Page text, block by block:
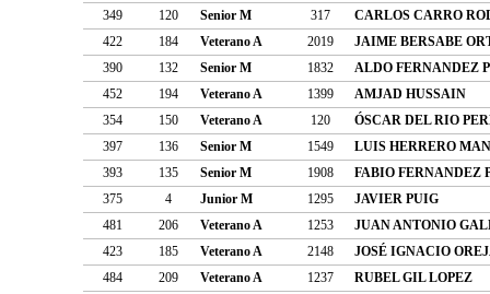
349
120 Senior M 317
CARLOS CARRO
422
184 Veterano A 2019
JAIME BERSABE
390
132 Senior M 1832
ALDO FERNANDEZ
452
194 Veterano A 1399
AMJAD HUSSAIN
354
150 Veterano A 120
ÓSCAR DEL RIO
397
136 Senior M 1549
LUIS HERRERO
393
135 Senior M 1908
FABIO FERNANDEZ
375
4 Junior M 1295
JAVIER PUIG
481
206 Veterano A 1253
JUAN ANTONIO
423
185 Veterano A 2148
JOSÉ IGNACIO
484
209 Veterano A 1237
RUBEL GIL LOPEZ